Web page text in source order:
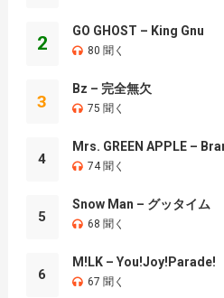
2
GO GHOST – King Gnu
80 聞く
3
Bz – 完全無欠
75 聞く
4
Mrs. GREEN APPLE –
74 聞く
5
Snow Man – グッタイム
68 聞く
6
M!LK – You!Joy!Parade!
67 聞く